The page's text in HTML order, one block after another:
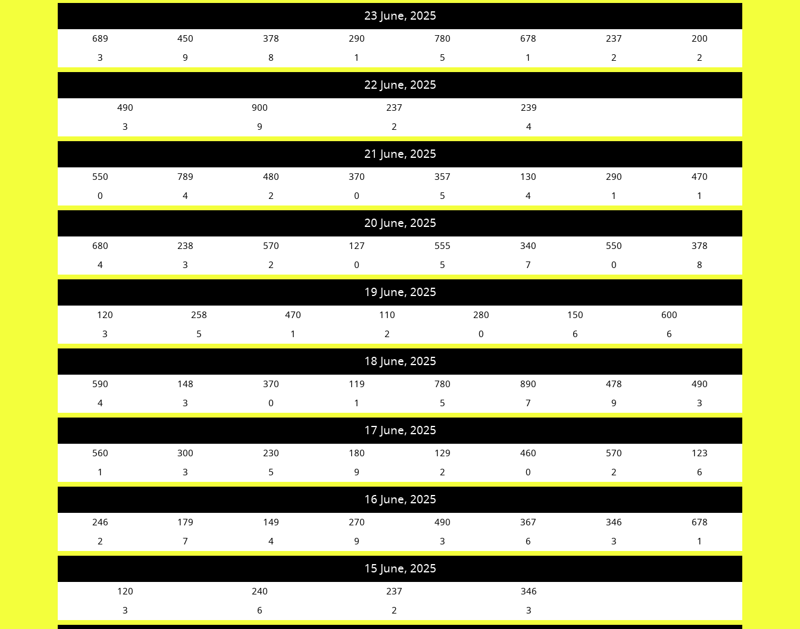
23 June, 2025
689 450 378 290 780 678 237
200
3
9 8 1 5 1 2 2
22 June, 2025
490 900 237
239
3
9 2 4
21 June, 2025
550 789 480 370 357 130 290
470
0
4 2 0 5 4 1 1
20 June, 2025
680 238 570 127 555 340 550
378
4
3 2 0 5 7 0 8
19 June, 2025
120 258 470 110 280 150
600
3
5 1 2 0 6 6
18 June, 2025
590 148 370 119 780 890 478
490
4
3 0 1 5 7 9 3
17 June, 2025
560 300 230 180 129 460 570
123
1
3 5 9 2 0 2 6
16 June, 2025
246 179 149 270 490 367 346
678
2
7 4 9 3 6 3 1
15 June, 2025
120 240 237
346
3
6 2 3